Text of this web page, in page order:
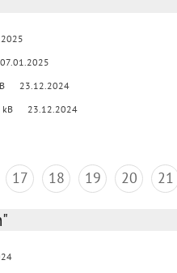
07.01.2025
23.12.2024
kB 23.12.2024
17 18 19 20 21